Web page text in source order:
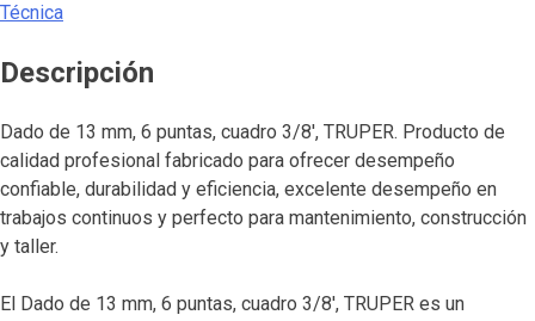
Técnica
Descripción
Dado de 13 mm, 6 puntas, cuadro 3/8′, TRUPER. Producto de
calidad profesional fabricado para ofrecer desempeño
confiable, durabilidad y eficiencia, excelente desempeño en
trabajos continuos y perfecto para mantenimiento, construcción
y taller.
El Dado de 13 mm, 6 puntas, cuadro 3/8′, TRUPER es un